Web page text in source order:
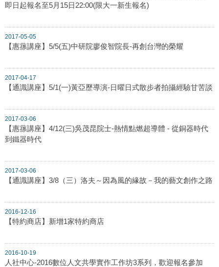
即日起報名至5月15日22:00(限大一新生報名)
2017-05-05
【惠蓀講座】5/5(五)中研院廖俊智院長-再創台灣的榮耀
2017-04-17
【通識講座】5/1(一)黃亞歷導演-日曜日式散步者拍攝經驗甘苦談
2017-03-06
【惠蓀講座】4/12(三)吳茂昆院士-熱情點燃超導體 - 從銅器時代
到鐵器時代
2017-03-06
【通識講座】3/8（三）洛夫～因為風的緣故－我的藝文創作之路
2016-12-16
【特約商店】新增1家特約商店
2016-10-19
人社中心-2016數位人文共學實作工作坊3系列，歡迎報名參加